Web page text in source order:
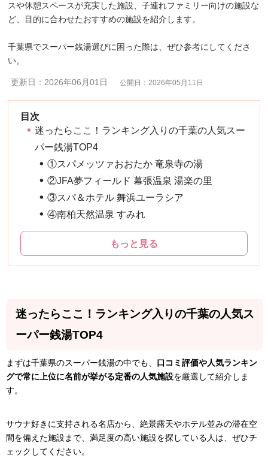
スや休憩スペースが充実した施設、子連れファミリー向けの施設な
ど、目的に合わせたおすすめの施設を紹介します。
千葉県でスーパー銭湯選びに困った際は、ぜひ参考にしてくださ
い。
更新日：2026年06月01日 公開日：2026年05月11日
迷ったらここ！ランキング入りの千葉の人気スー
パー銭湯TOP4
①スパメッツァおおたか 竜泉寺の湯
②JFA夢フィールド 幕張温泉 湯楽の里
③スパ＆ホテル 舞浜ユーラシア
④南柏天然温泉 すみれ
もっと見る
迷ったらここ！ランキング入りの千葉の人気ス
ーパー銭湯TOP4
まずは千葉県のスーパー銭湯の中でも、 口コミ評価や人気ランキン
グで常に上位に名前が挙がる定番の人気施設を厳選して紹介しま
す。
サウナ好きに支持される名店から、絶景露天やホテル並みの滞在空
間を備えた施設まで、満足度の高い施設を探している人は、ぜひチ
ェックしてください。